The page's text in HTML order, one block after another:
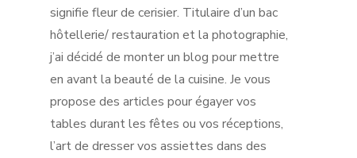
signifie fleur de cerisier. Titulaire d’un bac
hôtellerie/ restauration et la photographie,
j’ai décidé de monter un blog pour mettre
en avant la beauté de la cuisine. Je vous
propose des articles pour égayer vos
tables durant les fêtes ou vos réceptions,
l’art de dresser vos assiettes dans des